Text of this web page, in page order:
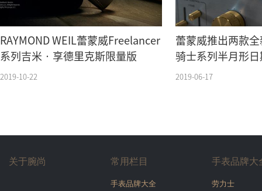
RAYMOND WEIL蕾蒙威Freelancer
系列吉米 · 享德里克斯限量版
2019-10-22
蕾蒙威推出两款
骑士系列半月形
2019-06-17
关于腕尚 常用栏目
手表品牌大全
手表品牌大
劳力士